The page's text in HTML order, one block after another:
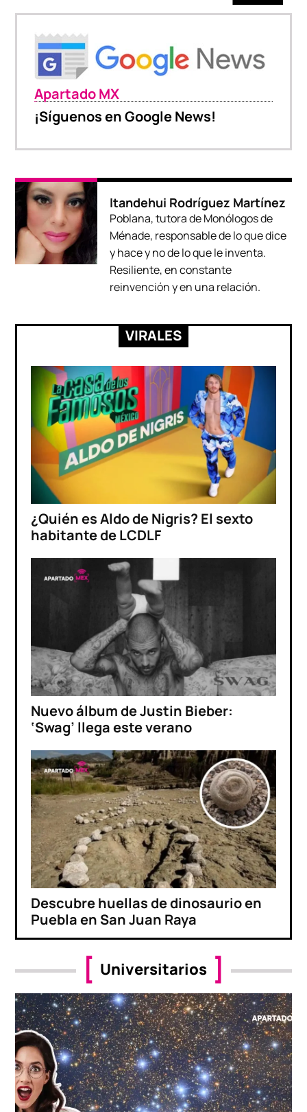
Apartado MX
¡Síguenos en Google News!
Itandehui Rodríguez Martínez
Poblana, tutora de Monólogos de
Ménade, responsable de lo que dice
y hace y no de lo que le inventa.
Resiliente, en constante
reinvención y en una relación.
VIRALES
¿Quién es Aldo de Nigris? El sexto
habitante de LCDLF
Nuevo álbum de Justin Bieber:
‘Swag’ llega este verano
Descubre huellas de dinosaurio en
Puebla en San Juan Raya
Universitarios